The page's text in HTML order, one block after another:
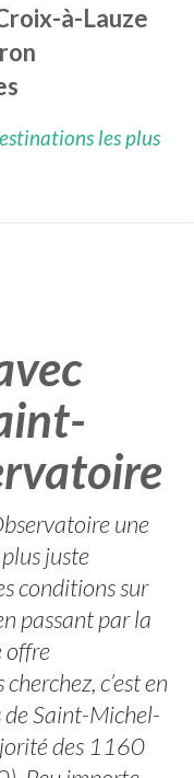
à-Lauze
les plus
une
juste
conditions sur
passant par la
offre
c’est en
de Saint-Michel-
des 1160